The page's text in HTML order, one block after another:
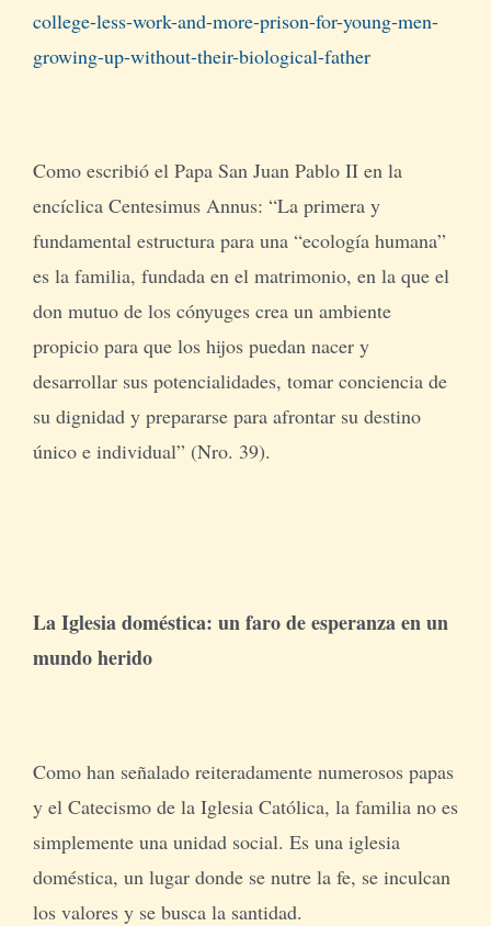
college-less-work-and-more-prison-for-young-men-
growing-up-without-their-biological-father
Como escribió el Papa San Juan Pablo II en la
encíclica Centesimus Annus: “La primera y
fundamental estructura para una “ecología humana”
es la familia, fundada en el matrimonio, en la que el
don mutuo de los cónyuges crea un ambiente
propicio para que los hijos puedan nacer y
desarrollar sus potencialidades, tomar conciencia de
su dignidad y prepararse para afrontar su destino
único e individual” (Nro. 39).
La Iglesia doméstica: un faro de esperanza en un
mundo herido
Como han señalado reiteradamente numerosos papas
y el Catecismo de la Iglesia Católica, la familia no es
simplemente una unidad social. Es una iglesia
doméstica, un lugar donde se nutre la fe, se inculcan
los valores y se busca la santidad.